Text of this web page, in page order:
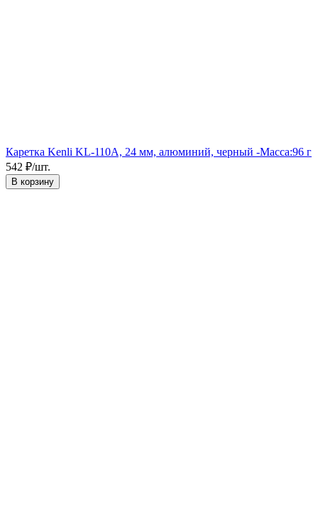
Каретка Kenli KL-110A, 24 мм, алюминий, черный -Масса:96 г
542 ₽/шт.
В корзину